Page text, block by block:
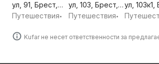
ул, 91, Брест,
Брестская обл.
Путешествия•
ул, 103, Брест,
Брестская обл.
Путешествия•
ул, 103к1,
Kufar не несет ответственности за